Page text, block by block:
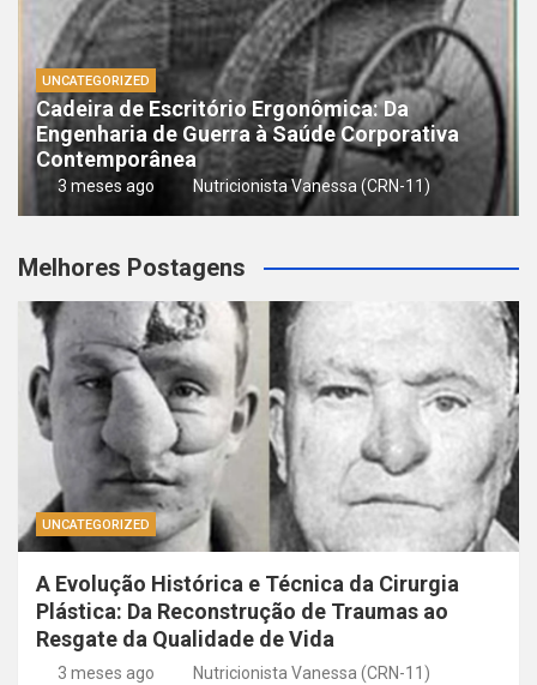
UNCATEGORIZED
Cadeira de Escritório Ergonômica: Da
Engenharia de Guerra à Saúde Corporativa
Contemporânea
3 meses ago Nutricionista Vanessa (CRN-11)
Melhores Postagens
UNCATEGORIZED
A Evolução Histórica e Técnica da Cirurgia
Plástica: Da Reconstrução de Traumas ao
Resgate da Qualidade de Vida
3 meses ago Nutricionista Vanessa (CRN-11)